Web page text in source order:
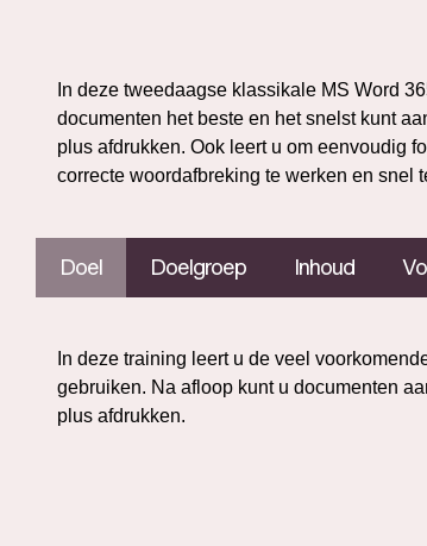
In deze tweedaagse klassikale MS Word
documenten het beste en het snelst kunt
plus afdrukken. Ook leert u om eenvoudig
correcte woordafbreking te werken en snel
Doel Doelgroep Inhoud
In deze training leert u de veel
gebruiken. Na afloop kunt u documenten
plus afdrukken.